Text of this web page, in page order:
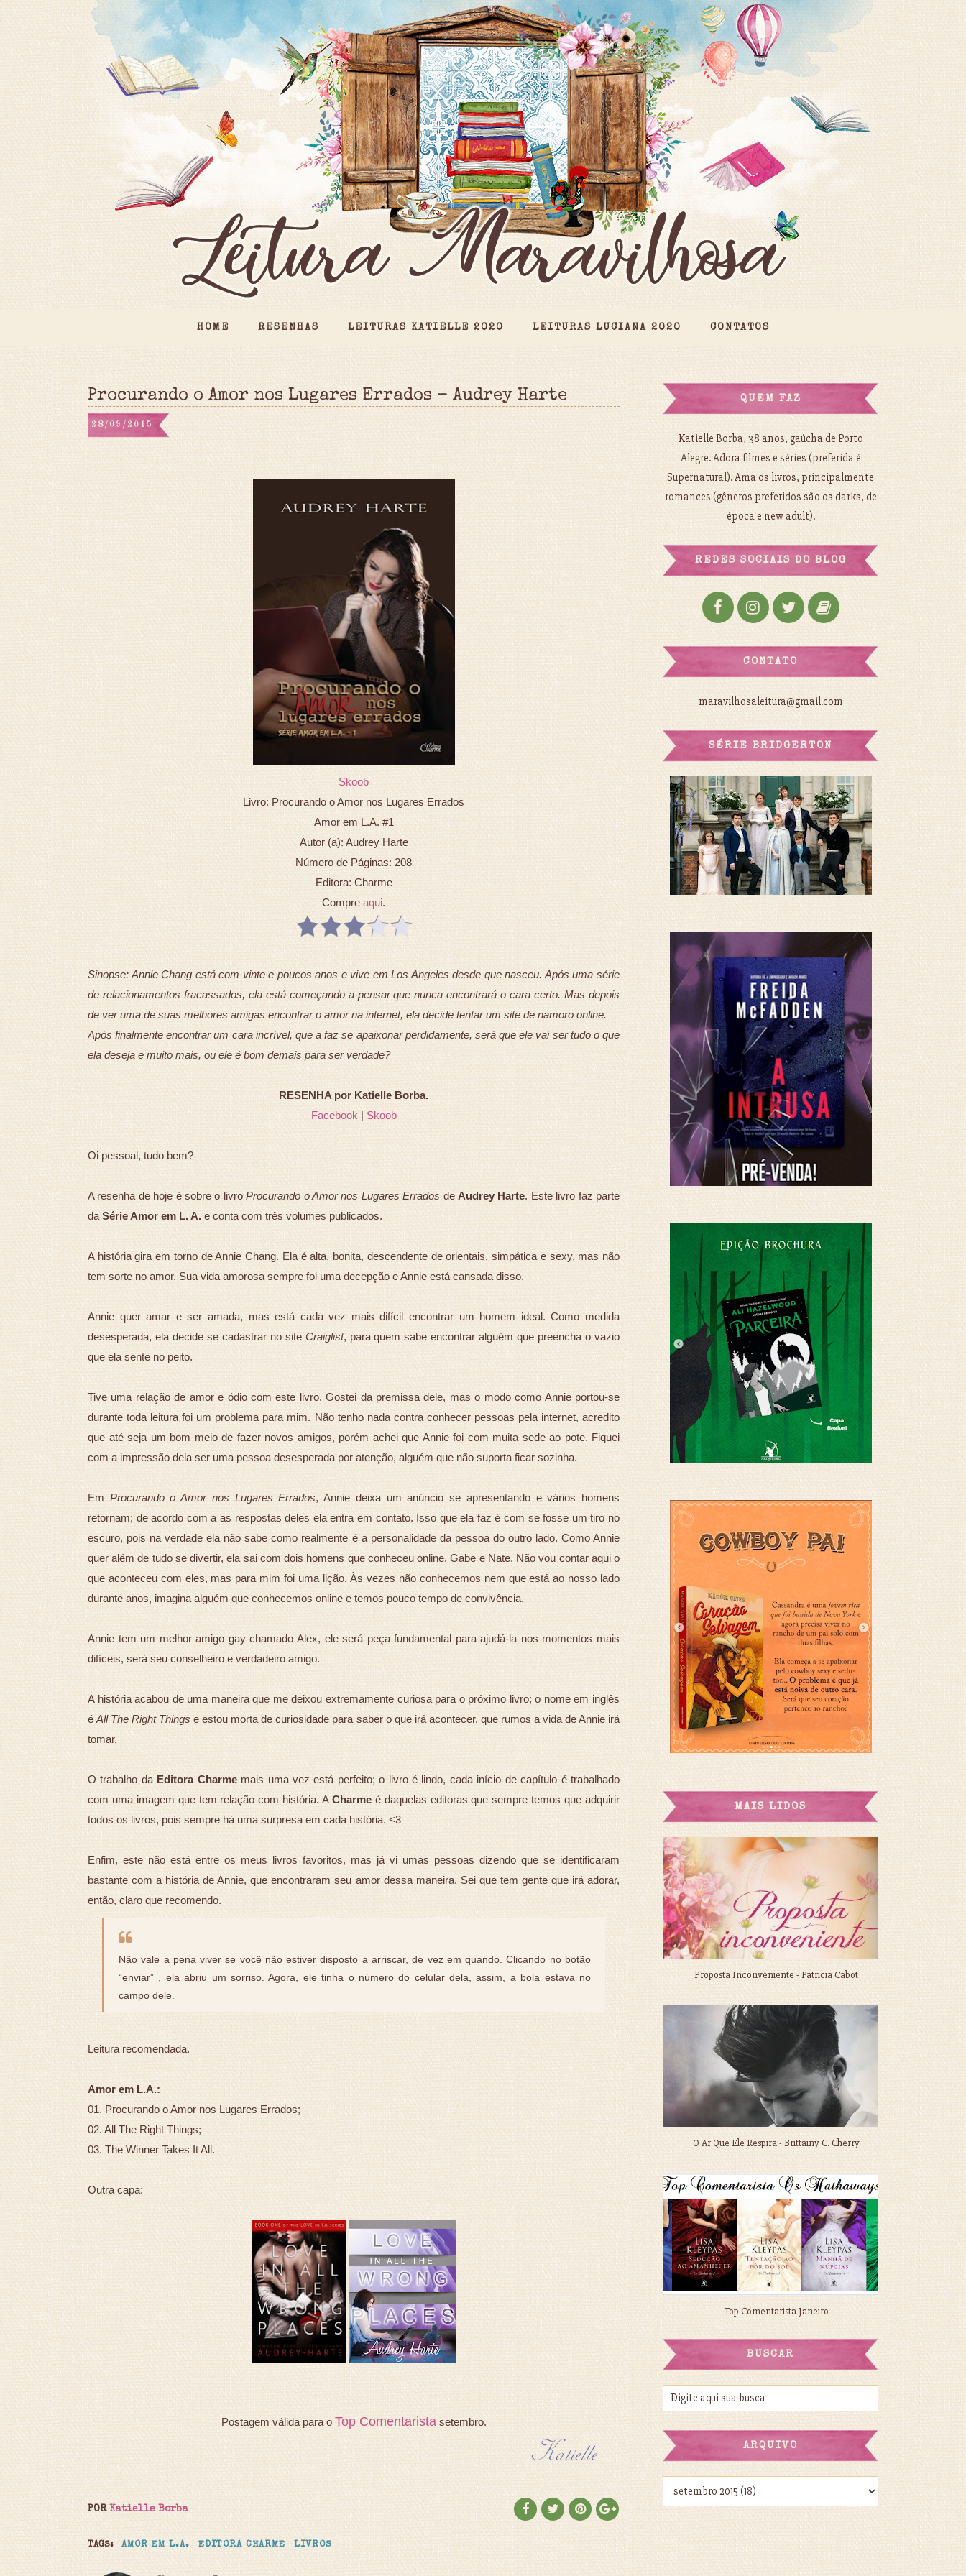
HOME RESENHAS LEITURAS KATIELLE 2020 LEITURAS LUCIANA 2020 CONTATOS
Procurando o Amor nos Lugares Errados - Audrey Harte
28/09/2015
Skoob
Livro: Procurando o Amor nos Lugares Errados
Amor em L.A. #1
Autor (a): Audrey Harte
Número de Páginas: 208
Editora: Charme
Compreaqui.
Sinopse: Annie Chang está com vinte e poucos anos e vive em Los Angeles desde que nasceu. Após uma série
de relacionamentos fracassados, ela está começando a pensar que nunca encontrará o cara certo. Mas depois
de ver uma de suas melhores amigas encontrar o amor na internet, ela decide tentar um site de namoro online.
Após finalmente encontrar um cara incrível, que a faz se apaixonar perdidamente, será que ele vai ser tudo o que
ela deseja e muito mais, ou ele é bom demais para ser verdade?
RESENHA por Katielle Borba.
Facebook |Skoob
Oi pessoal, tudo bem?
A resenha de hoje é sobre o livroProcurando o Amor nos Lugares ErradosdeAudrey Harte. Este livro faz parte
daSérie Amor em L. A. e conta com três volumes publicados.
A história gira em torno de Annie Chang. Ela é alta, bonita, descendente de orientais, simpática e sexy, mas não
tem sorte no amor. Sua vida amorosa sempre foi uma decepção e Annie está cansada disso.
Annie quer amar e ser amada, mas está cada vez mais difícil encontrar um homem ideal. Como medida
desesperada, ela decide se cadastrar no site Craiglist, para quem sabe encontrar alguém que preencha o vazio
que ela sente no peito.
Tive uma relação de amor e ódio com este livro. Gostei da premissa dele, mas o modo como Annie portou-se
durante toda leitura foi um problema para mim. Não tenho nada contra conhecer pessoas pela internet, acredito
que até seja um bom meio de fazer novos amigos, porém achei que Annie foi com muita sede ao pote. Fiquei
com a impressão dela ser uma pessoa desesperada por atenção, alguém que não suporta ficar sozinha.
Em Procurando o Amor nos Lugares Errados, Annie deixa um anúncio se apresentando e vários homens
retornam; de acordo com a as respostas deles ela entra em contato. Isso que ela faz é com se fosse um tiro no
escuro, pois na verdade ela não sabe como realmente é a personalidade da pessoa do outro lado. Como Annie
quer além de tudo se divertir, ela sai com dois homens que conheceu online, Gabe e Nate. Não vou contar aqui o
que aconteceu com eles, mas para mim foi uma lição. Às vezes não conhecemos nem que está ao nosso lado
durante anos, imagina alguém que conhecemos online e temos pouco tempo de convivência.
Annie tem um melhor amigo gay chamado Alex, ele será peça fundamental para ajudá-la nos momentos mais
difíceis, será seu conselheiro e verdadeiro amigo.
A história acabou de uma maneira que me deixou extremamente curiosa para o próximo livro; o nome em inglês
éAll The Right Things e estou morta de curiosidade para saber o que irá acontecer, que rumos a vida de Annie irá
tomar.
O trabalho da Editora Charmemais uma vez está perfeito; o livro é lindo, cada início de capítulo é trabalhado
com uma imagem que tem relação com história. ACharmeé daquelas editoras que sempre temos que adquirir
todos os livros, pois sempre há uma surpresa em cada história. <3
Enfim, este não está entre os meus livros favoritos, mas já vi umas pessoas dizendo que se identificaram
bastante com a história de Annie, que encontraram seu amor dessa maneira. Sei que tem gente que irá adorar,
então, claro que recomendo.
Não vale a pena viver se você não estiver disposto a arriscar, de vez em quando. Clicando no botão
“enviar” , ela abriu um sorriso. Agora, ele tinha o número do celular dela, assim, a bola estava no
campo dele.
Leitura recomendada.
Amor em L.A.:
01. Procurando o Amor nos Lugares Errados;
02. All The Right Things;
03. The Winner Takes It All.
Outra capa:
Postagem válida para o Top Comentaristasetembro.
POR Katielle Borba
TAGS: AMOR EM L.A. EDITORA CHARME LIVROS
QUEM FAZ
Katielle Borba, 38 anos, gaúcha de Porto
Alegre. Adora filmes e séries (preferida é
Supernatural). Ama os livros, principalmente
romances (gêneros preferidos são os darks, de
época e new adult).
REDES SOCIAIS DO BLOG
CONTATO
maravilhosaleitura@gmail.com
SÉRIE BRIDGERTON
MAIS LIDOS
Proposta Inconveniente - Patricia Cabot
O Ar Que Ele Respira - Brittainy C. Cherry
Top Comentarista Janeiro
BUSCAR
ARQUIVO